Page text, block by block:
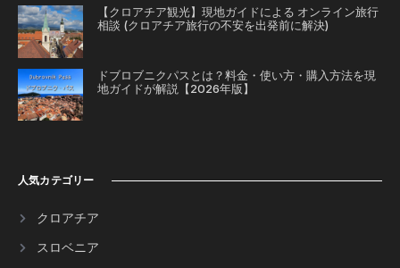
【クロアチア観光】現地ガイドによる オンライン旅行
相談 (クロアチア旅行の不安を出発前に解決)
ドブロブニクパスとは？料金・使い方・購入方法を現
地ガイドが解説【2026年版】
人気カテゴリー
クロアチア
スロベニア